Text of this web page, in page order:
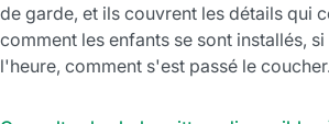
de garde, et ils couvrent les détails qui
comment les enfants se sont installés,
l'heure, comment s'est passé le